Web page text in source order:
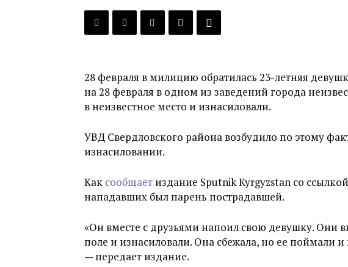
28 февраля в милицию обратилась 23-летняя
на 28 февраля в одном из заведений города
в неизвестное место и изнасиловали.
УВД Свердловского района возбудило по этому
изнасиловании.
Как сообщает издание Sputnik Kyrgyzstan со
нападавших был парень пострадавшей.
«Он вместе с друзьями напоил свою девушку. Они
поле и изнасиловали. Она сбежала, но ее поймали и
— передает издание.